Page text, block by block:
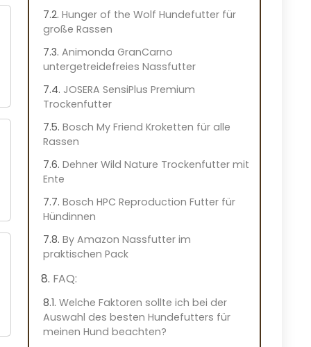
Hunger of the Wolf Hundefutter für
große Rassen
Animonda GranCarno
untergetreidefreies Nassfutter
JOSERA SensiPlus Premium
Trockenfutter
Bosch My Friend Kroketten für alle
Rassen
Dehner Wild Nature Trockenfutter mit
Ente
Bosch HPC Reproduction Futter für
Hündinnen
By Amazon Nassfutter im
praktischen Pack
FAQ:
Welche Faktoren sollte ich bei der
Auswahl des besten Hundefutters für
meinen Hund beachten?